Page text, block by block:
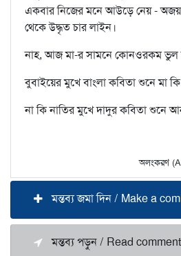
একবার নিজের মনে আউড়ে নেয় - অজয়
থেকে উদ্ধৃত চার লাইন।
নাহ, আজ মা-র সামনে কোনওরকম ভুল
বুবাইয়ের মুখে বাংলা কবিতা শুনে মা
না কি নাতির মুখে দাদুর কবিতা শুনে
অলংকরণ
মন্তব্য জমা দিন / Make a
মন্তব্য পড়ুন / Read